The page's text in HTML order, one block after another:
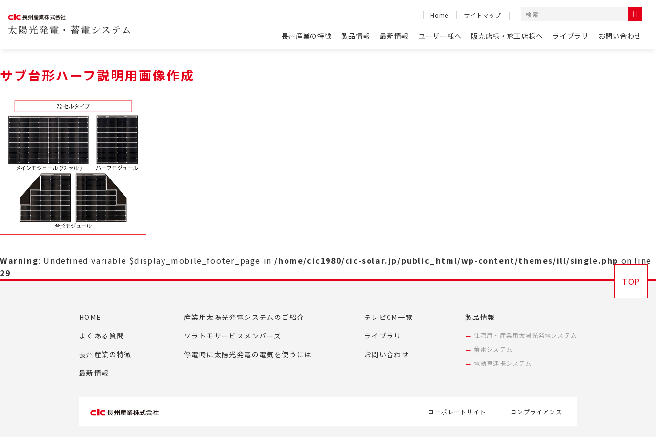
Home サイトマップ
長州産業の特徴 製品情報 最新情報 ユーザー様へ 販売店様・施工店様へ ライブラリ お問い合わせ
サブ台形ハーフ説明用画像作成
Warning: Undefined variable $display_mobile_footer_page in /home/cic1980/cic-solar.jp/public_html/wp-content/themes/ill/single.php on line
29
TOP
HOME
よくある質問
長州産業の特徴
最新情報
産業用太陽光発電システムのご紹介
ソラトモサービスメンバーズ
停電時に太陽光発電の電気を使うには
テレビCM一覧
ライブラリ
お問い合わせ
製品情報
住宅用・産業用太陽光発電システム
蓄電システム
電動車連携システム
コーポレートサイト コンプライアンス